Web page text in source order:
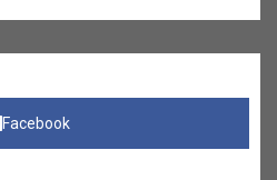
Facebook